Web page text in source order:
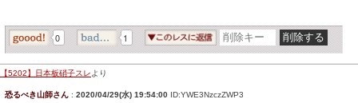
0 1
【5202】日本板硝子スレ より
恐るべき山師さん : 2020/04/29(水) 19:54:00 ID:YWE3NzczZWP3